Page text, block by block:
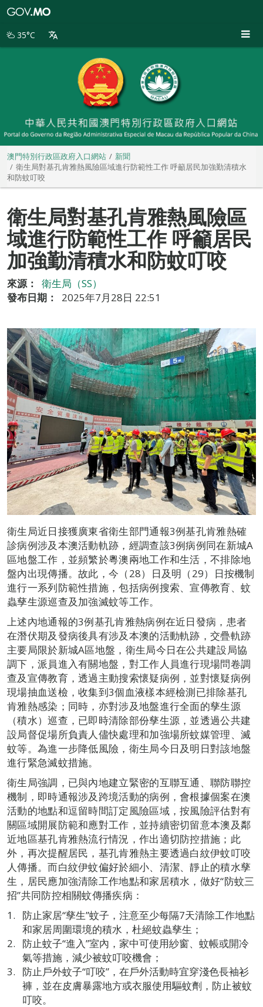
別
35°C
澳門特別行政區政府入口網站
新聞
衛生局對基孔肯雅熱風險區域進行防範性工作 呼籲居民加強勤清積水
和防蚊叮咬
衛生局對基孔肯雅熱風險區
域進行防範性工作 呼籲居民
加強勤清積水和防蚊叮咬
來源：
衛生局（SS）
發布日期：
2025年7月28日 22:51
衛生局近日接獲廣東省衛生部門通報3例基孔肯雅熱確
診病例涉及本澳活動軌跡，經調查該3例病例同在新城A
區地盤工作，並頻繁於粵澳兩地工作和生活，不排除地
盤內出現傳播。故此，今（28）日及明（29）日按機制
進行一系列防範性措施，包括病例搜索、宣傳教育、蚊
蟲孳生源巡查及加強滅蚊等工作。
上述內地通報的3例基孔肯雅熱病例在近日發病，患者
在潛伏期及發病後具有涉及本澳的活動軌跡，交疊軌跡
主要局限於新城A區地盤，衛生局今日在公共建設局協
調下，派員進入有關地盤，對工作人員進行現場問卷調
查及宣傳教育，透過主動搜索懷疑病例，並對懷疑病例
現場抽血送檢，收集到3個血液樣本經檢測已排除基孔
肯雅熱感染；同時，亦對涉及地盤進行全面的孳生源
（積水）巡查，已即時清除部份孳生源，並透過公共建
設局督促場所負責人儘快處理和加強場所蚊媒管理、滅
蚊等。為進一步降低風險，衛生局今日及明日對該地盤
進行緊急滅蚊措施。
衛生局強調，已與內地建立緊密的互聯互通、聯防聯控
機制，即時通報涉及跨境活動的病例，會根據個案在澳
活動的地點和逗留時間訂定風險區域，按風險評估對有
關區域開展防範和應對工作，並持續密切留意本澳及鄰
近地區基孔肯雅熱流行情況，作出適切防控措施；此
外，再次提醒居民，基孔肯雅熱主要透過白紋伊蚊叮咬
人傳播。而白紋伊蚊偏好於細小、清潔、靜止的積水孳
生，居民應加強清除工作地點和家居積水，做好“防蚊三
招”共同防控相關蚊傳播疾病：
防止家居“孳生”蚊子，注意至少每隔7天清除工作地點
和家居周圍環境的積水，杜絕蚊蟲孳生；
防止蚊子“進入”室內，家中可使用紗窗、蚊帳或開冷
氣等措施，減少被蚊叮咬機會；
防止戶外蚊子“叮咬”，在戶外活動時宜穿淺色長袖衫
褲，並在皮膚暴露地方或衣服使用驅蚊劑，防止被蚊
叮咬。